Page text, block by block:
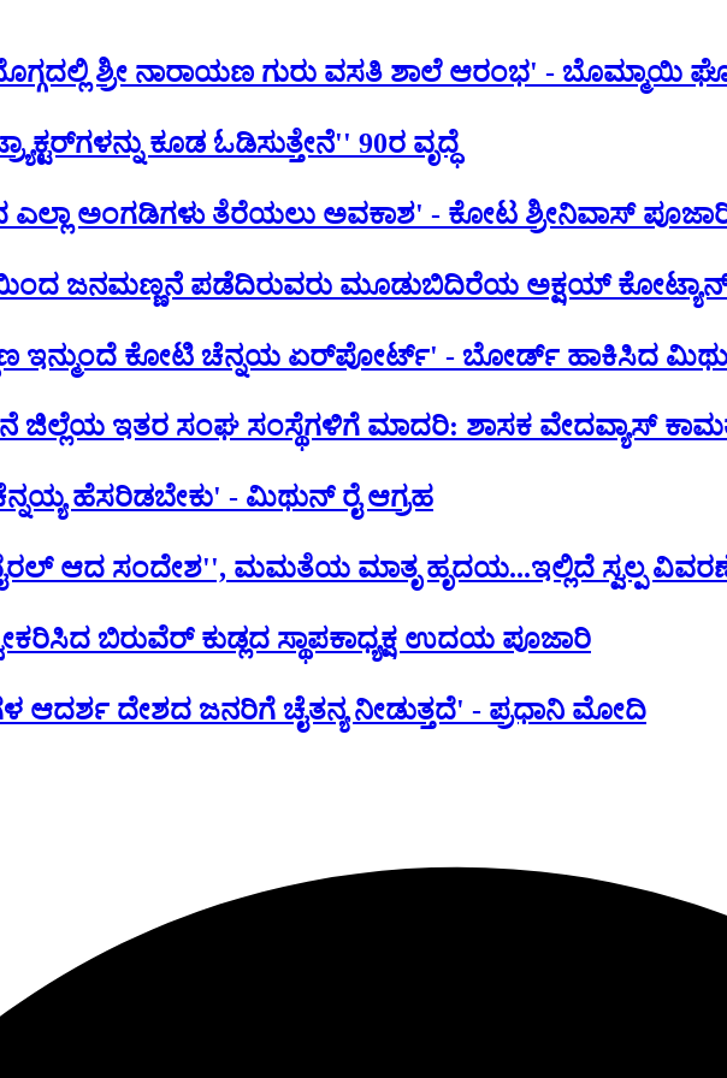
ಶ್ರೀ ನಾರಾಯಣ ಗುರು ವಸತಿ ಶಾಲೆ ಆರಂಭ' - ಬೊಮ್ಮಾಯಿ
ಕೂಡ ಓಡಿಸುತ್ತೇನೆ'' 90ರ ವೃದ್ಧೆ
ಅಂಗಡಿಗಳು ತೆರೆಯಲು ಅವಕಾಶ' - ಕೋಟ ಶ್ರೀನಿವಾಸ್
ಜನಮಣ್ಣನೆ ಪಡೆದಿರುವರು ಮೂಡುಬಿದಿರೆಯ ಅಕ್ಷಯ್
ಇನ್ಮುಂದೆ ಕೋಟಿ ಚೆನ್ನಯ ಏರ್‌‌ಪೋರ್ಟ್' - ಬೋರ್ಡ್ ಹಾಕಿಸಿದ
ಜಿಲ್ಲೆಯ ಇತರ ಸಂಘ ಸಂಸ್ಥೆಗಳಿಗೆ ಮಾದರಿ: ಶಾಸಕ ವೇದವ್ಯಾಸ್
ಹೆಸರಿಡಬೇಕು' - ಮಿಥುನ್ ರೈ ಆಗ್ರಹ
ಆದ ಸಂದೇಶ'', ಮಮತೆಯ ಮಾತೃ ಹೃದಯ...ಇಲ್ಲಿದೆ ಸ್ವಲ್ಪ
ಬಿರುವೆರ್ ಕುಡ್ಲದ ಸ್ಥಾಪಕಾಧ್ಯಕ್ಷ ಉದಯ ಪೂಜಾರಿ
ಆದರ್ಶ ದೇಶದ ಜನರಿಗೆ ಚೈತನ್ಯ ನೀಡುತ್ತದೆ' - ಪ್ರಧಾನಿ ಮೋದಿ